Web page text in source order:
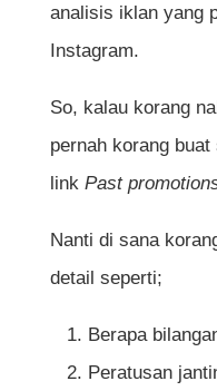
analisis iklan yang
Instagram.
So, kalau korang
pernah korang
link Past
Nanti di sana
detail seperti;
Berapa
Peratusan